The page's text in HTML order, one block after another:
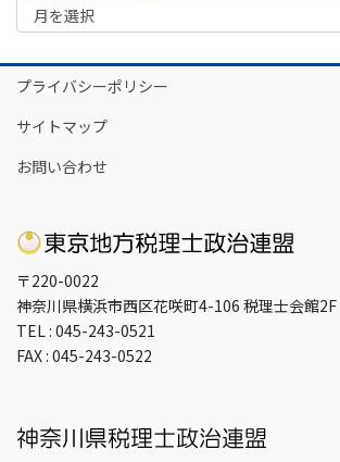
イ
ブ
プライバシーポリシー
サイトマップ
お問い合わせ
〒220-0022
神奈川県横浜市西区花咲町4-106 税理士会館2F
TEL : 045-243-0521
FAX : 045-243-0522